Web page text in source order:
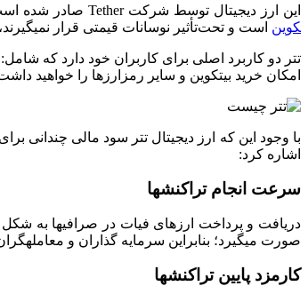
این ارز دیجیتال توسط شرکت Tether صادر شده است. تتر از نظر ارزش، نوعی دلار دیجیتال محسوب می­شود. به‎طوری که هر واحد تتر دقیقا معادل یک 1 دلار آمریکا است. اگر چه ارز دیجیتال تتر یک
کوین است و تحت‌تأثیر نوسانات قیمتی قرار
تتر دو کاربرد اصلی برای کاربران خود دارد که
امکان خرید بیت­کوین و سایر رمزارزها را خواهید
با وجود این که ارز دیجیتال تتر سود مالی چندانی
اشاره کرد:
سرعت انجام تراکنش­ها
صورت می­گیرد؛ بنابراین سرمایه گذاران و
کارمزد پایین تراکنش­ها